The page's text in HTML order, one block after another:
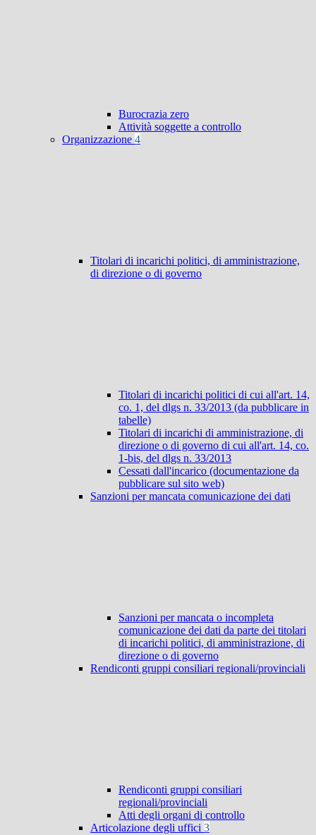
Burocrazia zero
Attività soggette a controllo
Organizzazione 4
Titolari di incarichi politici, di amministrazione,
di direzione o di governo
Titolari di incarichi politici di cui all'art. 14,
co. 1, del dlgs n. 33/2013 (da pubblicare in
tabelle)
Titolari di incarichi di amministrazione, di
direzione o di governo di cui all'art. 14, co.
1-bis, del dlgs n. 33/2013
Cessati dall'incarico (documentazione da
pubblicare sul sito web)
Sanzioni per mancata comunicazione dei dati
Sanzioni per mancata o incompleta
comunicazione dei dati da parte dei titolari
di incarichi politici, di amministrazione, di
direzione o di governo
Rendiconti gruppi consiliari regionali/provinciali
Rendiconti gruppi consiliari
regionali/provinciali
Atti degli organi di controllo
Articolazione degli uffici 3